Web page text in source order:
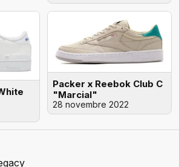
Packer x Reebok Club C
"Marcial"
28 novembre 2022